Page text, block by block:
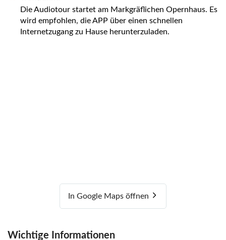
Die Audiotour startet am Markgräflichen Opernhaus. Es
wird empfohlen, die APP über einen schnellen
Internetzugang zu Hause herunterzuladen.
In Google Maps öffnen
Wichtige Informationen